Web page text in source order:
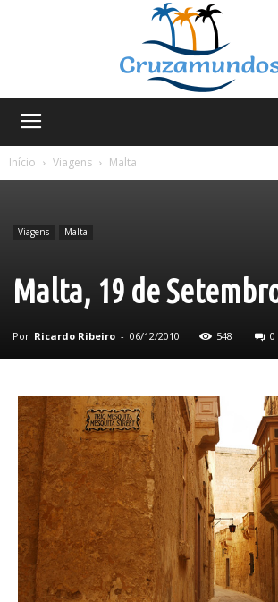
Início
Viagens Malta
Viagens Malta
Malta, 19 de
Por Ricardo Ribeiro - 06/12/2010 548 0